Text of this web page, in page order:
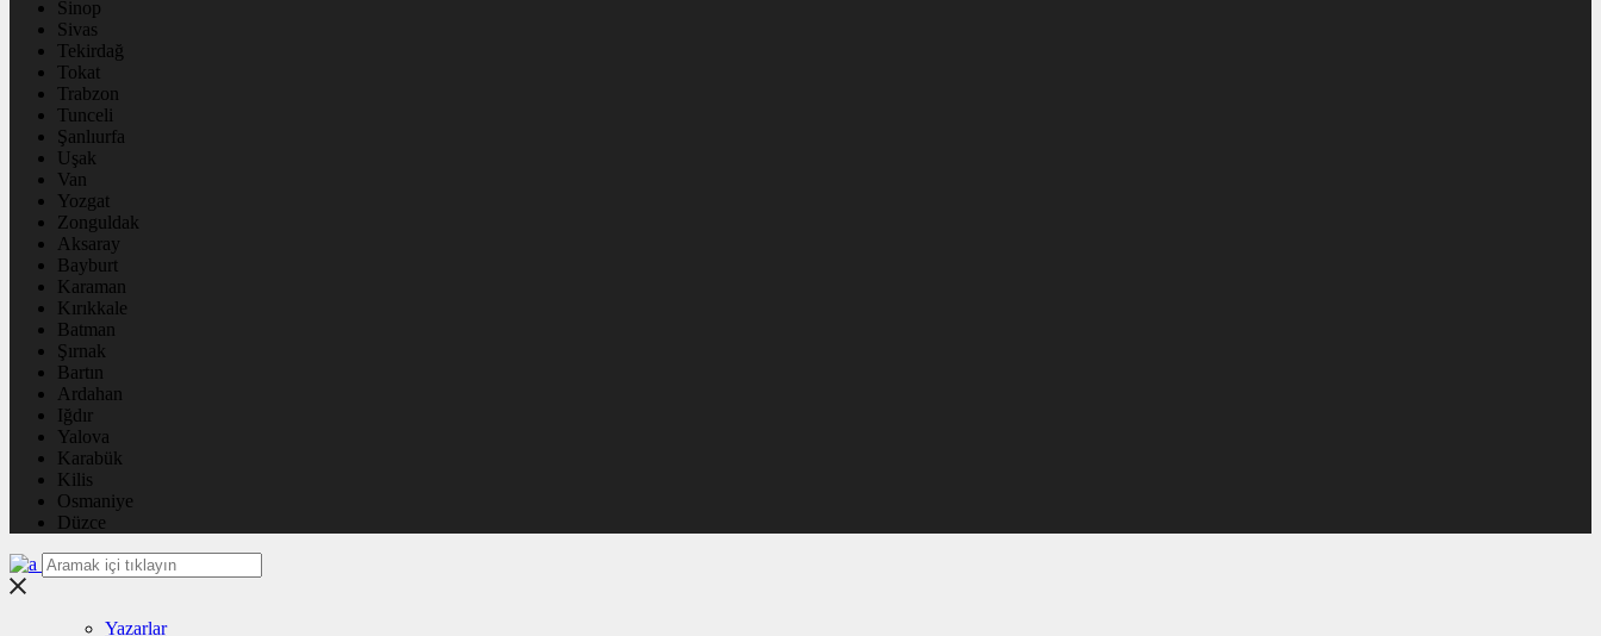
Sinop
Sivas
Tekirdağ
Tokat
Trabzon
Tunceli
Şanlıurfa
Uşak
Van
Yozgat
Zonguldak
Aksaray
Bayburt
Karaman
Kırıkkale
Batman
Şırnak
Bartın
Ardahan
Iğdır
Yalova
Karabük
Kilis
Osmaniye
Düzce
Yazarlar